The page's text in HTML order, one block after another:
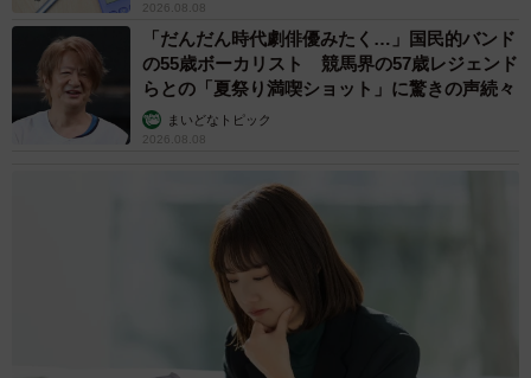
2026.08.08
「だんだん時代劇俳優みたく…」国民的バンド
の55歳ボーカリスト 競馬界の57歳レジェンド
らとの「夏祭り満喫ショット」に驚きの声続々
まいどなトピック
2026.08.08